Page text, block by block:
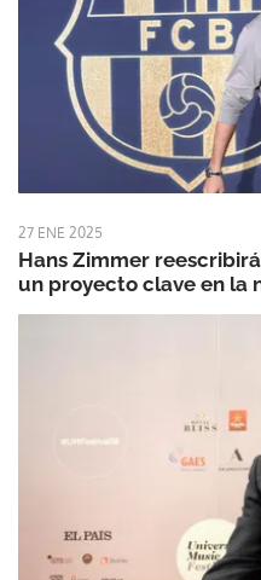
27 ENE 2025
Hans Zimmer
un proyecto clave en la